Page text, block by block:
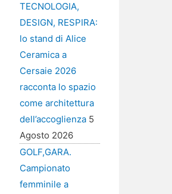
TECNOLOGIA,
DESIGN, RESPIRA:
lo stand di Alice
Ceramica a
Cersaie 2026
racconta lo spazio
come architettura
dell’accoglienza 5
Agosto 2026
GOLF,GARA.
Campionato
femminile a